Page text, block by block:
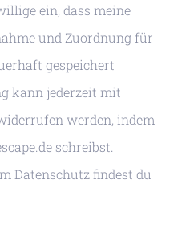
ein, dass meine
und Zuordnung für
gespeichert
kann jederzeit mit
werden, indem
schreibst.
Datenschutz findest du